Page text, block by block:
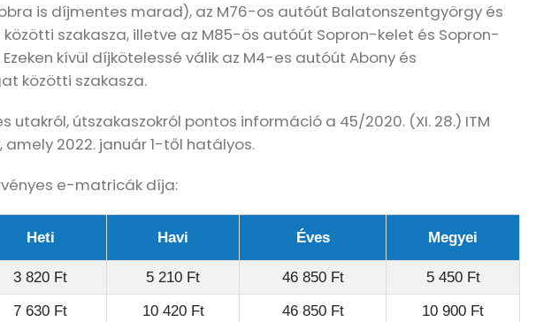
is díjmentes marad), az M76-os autóút Balatonszentgyörgy és
szakasza, illetve az M85-ös autóút Sopron-kelet és Sopron-
kívül díjkötelessé válik az M4-es autóút Abony és
közötti szakasza.
utakról, útszakaszokról pontos információ a 45/2020. (XI. 28.) ITM
2022. január 1-től hatályos.
e-matricák díja:
Heti Havi Éves Megyei
3 820 Ft 5 210 Ft 46 850 Ft
5 450 Ft
7 630 Ft 10 420 Ft 46 850 Ft
10 900 Ft